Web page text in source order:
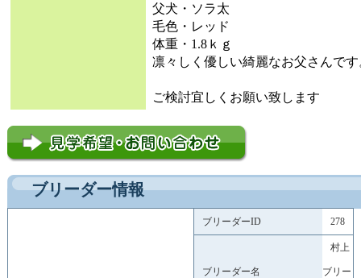
父犬・ソラ太
毛色・レッド
体重・1.8ｋｇ
凛々しく優しい綺麗なお父さんです
ご検討宜しくお願い致します
ブリーダー情報
ブリーダーID 278
ブリーダー名
村上
ブリー